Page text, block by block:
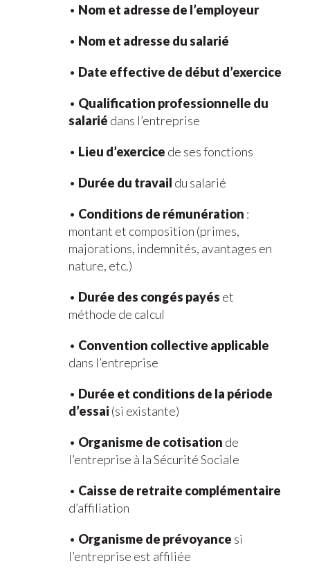
• Nom et adresse de l’employeur
• Nom et adresse du salarié
• Date effective de début d’exercice
• Qualification professionnelle du
salarié dans l’entreprise
• Lieu d’exercice de ses fonctions
• Durée du travail du salarié
• Conditions de rémunération :
montant et composition (primes,
majorations, indemnités, avantages en
nature, etc.)
• Durée des congés payés et
méthode de calcul
• Convention collective applicable
dans l’entreprise
• Durée et conditions de la période
d’essai (si existante)
• Organisme de cotisation de
l’entreprise à la Sécurité Sociale
• Caisse de retraite complémentaire
d’affiliation
• Organisme de prévoyance si
l’entreprise est affiliée